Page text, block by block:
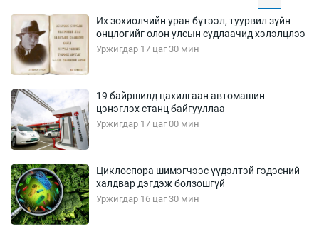
Их зохиолчийн уран бүтээл, туурвил зүйн
онцлогийг олон улсын судлаачид хэлэлцлээ
Уржигдар 17 цаг 30 мин
19 байршилд цахилгаан автомашин
цэнэглэх станц байгууллаа
Уржигдар 17 цаг 00 мин
Циклоспора шимэгчээс үүдэлтэй гэдэсний
халдвар дэгдэж болзошгүй
Уржигдар 16 цаг 30 мин